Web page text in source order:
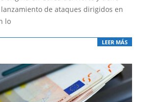
de ataques dirigidos en
lo
LEER MÁS